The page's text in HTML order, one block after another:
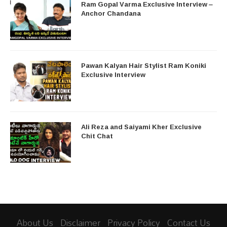
Ram Gopal Varma Exclusive Interview –
Anchor Chandana
Pawan Kalyan Hair Stylist Ram Koniki
Exclusive Interview
Ali Reza and Saiyami Kher Exclusive
Chit Chat
About Us Disclaimer Privacy Policy Contact Us